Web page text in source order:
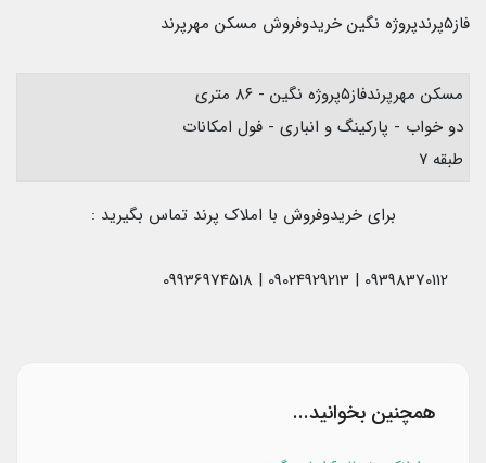
فاز۵پرندپروژه نگین خریدوفروش مسکن مهرپرند
مسکن مهرپرندفاز۵پروژه نگین - ۸۶ متری
دو خواب - پارکینگ و انباری - فول امکانات
طبقه ۷
برای خریدوفروش با املاک پرند تماس بگیرید :
همچنین بخوانید...